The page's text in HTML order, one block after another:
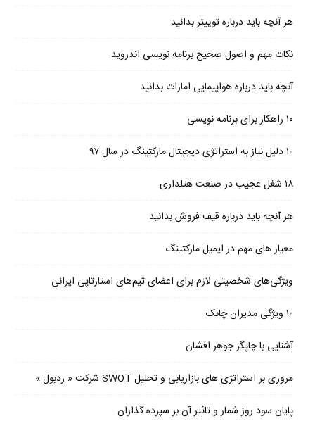
هر آنچه باید درباره توییتر بدانید
نکات مهم و اصول صحیح برنامه نویسی اندروید
آنچه باید درباره هواپیمایی امارات بدانید
۱۰ راهکار برای برنامه نویسی
۱۰ دلیل نیاز به استراتژی دیجیتال مارکتینگ در سال ۹۷
۱۸ شغل عجیب در صنعت هتلداری
هر آنچه باید درباره قیف فروش بدانید
معیار های مهم در ایمیل مارکتینگ
ویژگی‌های شخصیتی لازم برای اعضای تیم‌های استارتاپی ایرانی
۱۰ ویژگی مدیران چابک
آشنایی با چاپگر جوهر افشان
مروری بر استراتژی های بازاریابی و تحلیل SWOT شرکت « ردبول »
پایان سود روز شمار و تاثیر آن بر سپرده گذاران